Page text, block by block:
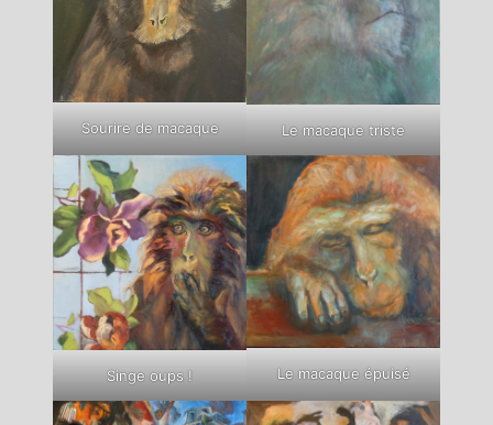
Sourire de macaque Le macaque triste
Singe oups ! Le macaque épuisé